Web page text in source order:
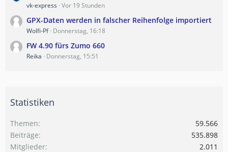
vk-express Vor 19 Stunden
GPX-Daten werden in falscher Reihenfolge importiert
Wolfi-Pf Donnerstag, 16:18
FW 4.90 fürs Zumo 660
Reika Donnerstag, 15:51
Statistiken
Themen
59.566
Beiträge
535.898
Mitglieder
2.011